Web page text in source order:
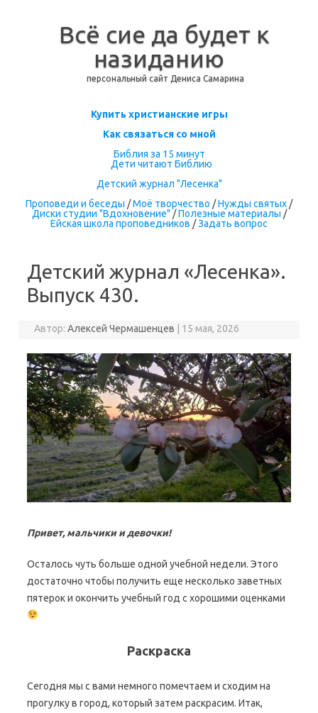
Всё сие да будет к
назиданию
персональный сайт Дениса Самарина
Перейти к содержимому
Купить христианские игры
Как связаться со мной
Библия за 15 минут
Дети читают Библию
Детский журнал "Лесенка"
Проповеди и беседы /Моё творчество /Нужды святых /
Диски студии "Вдохновение" /Полезные материалы /
Ейская школа проповедников /Задать вопрос
Детский журнал «Лесенка».
Выпуск 430.
Автор:Алексей Чермашенцев 15 мая, 2026
Привет, мальчики и девочки!
Осталось чуть больше одной учебной недели. Этого
достаточно чтобы получить еще несколько заветных
пятерок и окончить учебный год с хорошими оценками
Раскраска
Сегодня мы с вами немного помечтаем и сходим на
прогулку в город, который затем раскрасим. Итак,